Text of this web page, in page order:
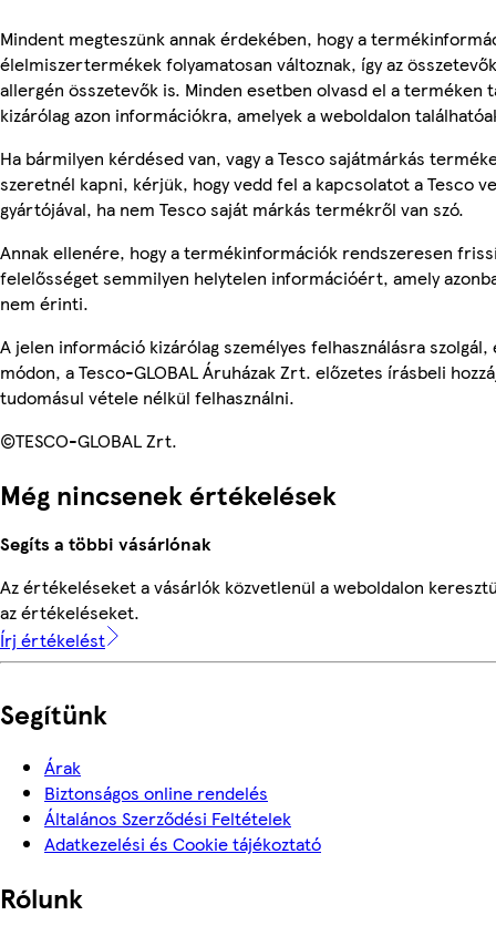
Mindent megteszünk annak érdekében, hogy a
élelmiszertermékek folyamatosan változnak, így az
allergén összetevők is. Minden esetben olvasd el a terméken
kizárólag azon információkra, amelyek a weboldalon
Ha bármilyen kérdésed van, vagy a Tesco sajátmárkás
szeretnél kapni, kérjük, hogy vedd fel a kapcsolatot a Tesco
gyártójával, ha nem Tesco saját márkás termékről van szó.
Annak ellenére, hogy a termékinformációk rendszeresen
felelősséget semmilyen helytelen információért, amely
nem érinti.
A jelen információ kizárólag személyes felhasználásra
módon, a Tesco-GLOBAL Áruházak Zrt. előzetes írásbeli
tudomásul vétele nélkül felhasználni.
©TESCO-GLOBAL Zrt.
Még nincsenek értékelések
Segíts a többi vásárlónak
Az értékeléseket a vásárlók közvetlenül a weboldalon
az értékeléseket.
Írj értékelést
Segítünk
Árak
Biztonságos online rendelés
Általános Szerződési Feltételek
Adatkezelési és Cookie tájékoztató
Rólunk